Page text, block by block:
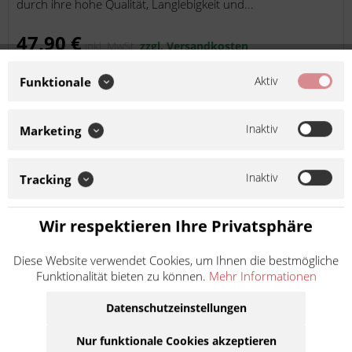
durch ihre hohe Qualität, Langlebigkeit und...
47,90 € inkl. MwSt.zzgl. Versandkosten
Auf die Merkliste
6+12V BA80
Funktionale Aktiv
Marketing Inaktiv
Tracking Inaktiv
Wir respektieren Ihre Privatsphäre
Diese Website verwendet Cookies, um Ihnen die bestmögliche
Funktionalität bieten zu können. Mehr Informationen
Datenschutzeinstellungen
Nur funktionale Cookies akzeptieren